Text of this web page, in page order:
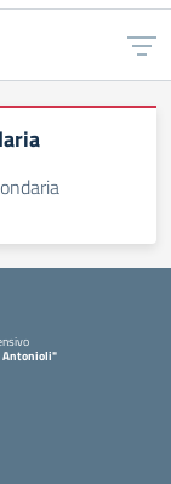
Antonioli"
iniziale della scuola